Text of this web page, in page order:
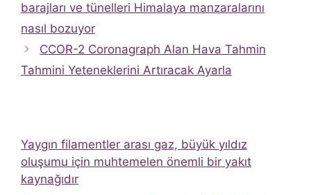
barajları ve tünelleri Himalaya manzaralarını
nasıl bozuyor
CCOR-2 Coronagraph Alan Hava Tahmin
Tahmini Yeteneklerini Artıracak Ayarla
Yaygın filamentler arası gaz, büyük yıldız
oluşumu için muhtemelen önemli bir yakıt
kaynağıdır